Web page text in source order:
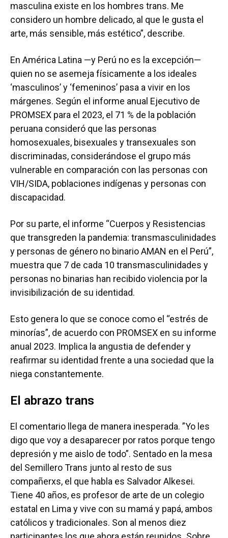
masculina existe en los hombres trans. Me
considero un hombre delicado, al que le gusta el
arte, más sensible, más estético”, describe.
En América Latina —y Perú no es la excepción—
quien no se asemeja físicamente a los ideales
‘masculinos’ y ‘femeninos’ pasa a vivir en los
márgenes. Según el informe anual Ejecutivo de
PROMSEX para el 2023, el 71 % de la población
peruana consideró que las personas
homosexuales, bisexuales y transexuales son
discriminadas, considerándose el grupo más
vulnerable en comparación con las personas con
VIH/SIDA, poblaciones indígenas y personas con
discapacidad.
Por su parte, el informe “Cuerpos y Resistencias
que transgreden la pandemia: transmasculinidades
y personas de género no binario AMAN en el Perú”,
muestra que 7 de cada 10 transmasculinidades y
personas no binarias han recibido violencia por la
invisibilización de su identidad.
Esto genera lo que se conoce como el “estrés de
minorías”, de acuerdo con PROMSEX en su informe
anual 2023. Implica la angustia de defender y
reafirmar su identidad frente a una sociedad que la
niega constantemente.
El abrazo trans
El comentario llega de manera inesperada. ”Yo les
digo que voy a desaparecer por ratos porque tengo
depresión y me aislo de todo”. Sentado en la mesa
del Semillero Trans junto al resto de sus
compañerxs, el que habla es Salvador Alkesei.
Tiene 40 años, es profesor de arte de un colegio
estatal en Lima y vive con su mamá y papá, ambos
católicos y tradicionales. Son al menos diez